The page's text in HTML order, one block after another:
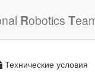
Robotics T
Технические условия